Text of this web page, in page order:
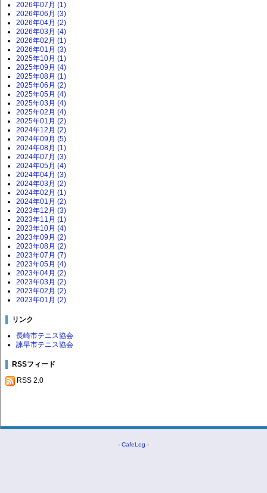
2026年07月 (1)
2026年06月 (3)
2026年04月 (2)
2026年03月 (4)
2026年02月 (1)
2026年01月 (3)
2025年10月 (1)
2025年09月 (4)
2025年08月 (1)
2025年06月 (2)
2025年05月 (4)
2025年03月 (4)
2025年02月 (4)
2025年01月 (2)
2024年12月 (2)
2024年09月 (5)
2024年08月 (1)
2024年07月 (3)
2024年05月 (4)
2024年04月 (3)
2024年03月 (2)
2024年02月 (1)
2024年01月 (2)
2023年12月 (3)
2023年11月 (1)
2023年10月 (4)
2023年09月 (2)
2023年08月 (2)
2023年07月 (7)
2023年05月 (4)
2023年04月 (2)
2023年03月 (2)
2023年02月 (2)
2023年01月 (2)
リンク
長崎市テニス協会
諫早市テニス協会
RSSフィード
RSS 2.0
- CafeLog -